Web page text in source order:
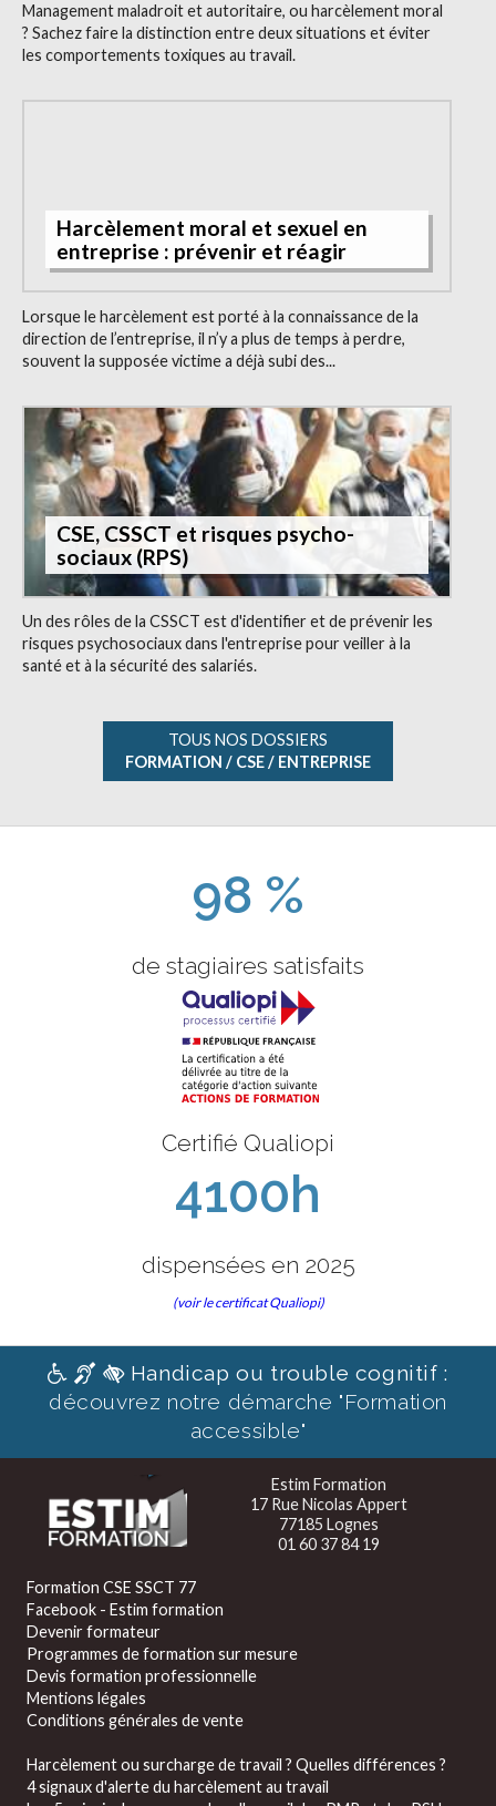
Management maladroit et autoritaire, ou harcèlement moral
? Sachez faire la distinction entre deux situations et éviter
les comportements toxiques au travail.
Harcèlement moral et sexuel en
entreprise : prévenir et réagir
Lorsque le harcèlement est porté à la connaissance de la
direction de l’entreprise, il n’y a plus de temps à perdre,
souvent la supposée victime a déjà subi des...
CSE, CSSCT et risques psycho-
sociaux (RPS)
Un des rôles de la CSSCT est d'identifier et de prévenir les
risques psychosociaux dans l'entreprise pour veiller à la
santé et à la sécurité des salariés.
TOUS NOS DOSSIERS
FORMATION / CSE / ENTREPRISE
98 %
de stagiaires satisfaits
Certifié Qualiopi
4100h
dispensées en 2025
(voir le certificat Qualiopi)
Handicap ou trouble cognitif :
découvrez notre démarche "Formation
accessible"
Estim Formation
17 Rue Nicolas Appert
77185 Lognes
01 60 37 84 19
Formation CSE SSCT 77
Facebook - Estim formation
Devenir formateur
Programmes de formation sur mesure
Devis formation professionnelle
Mentions légales
Conditions générales de vente
Harcèlement ou surcharge de travail ? Quelles différences ?
4 signaux d'alerte du harcèlement au travail